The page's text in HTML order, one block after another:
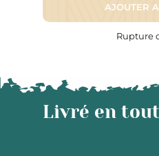
AJOUTER
Rupture
Livré en